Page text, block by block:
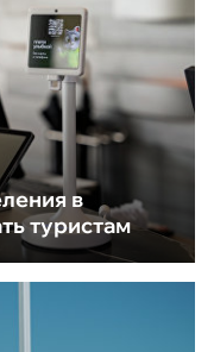
в
туристам